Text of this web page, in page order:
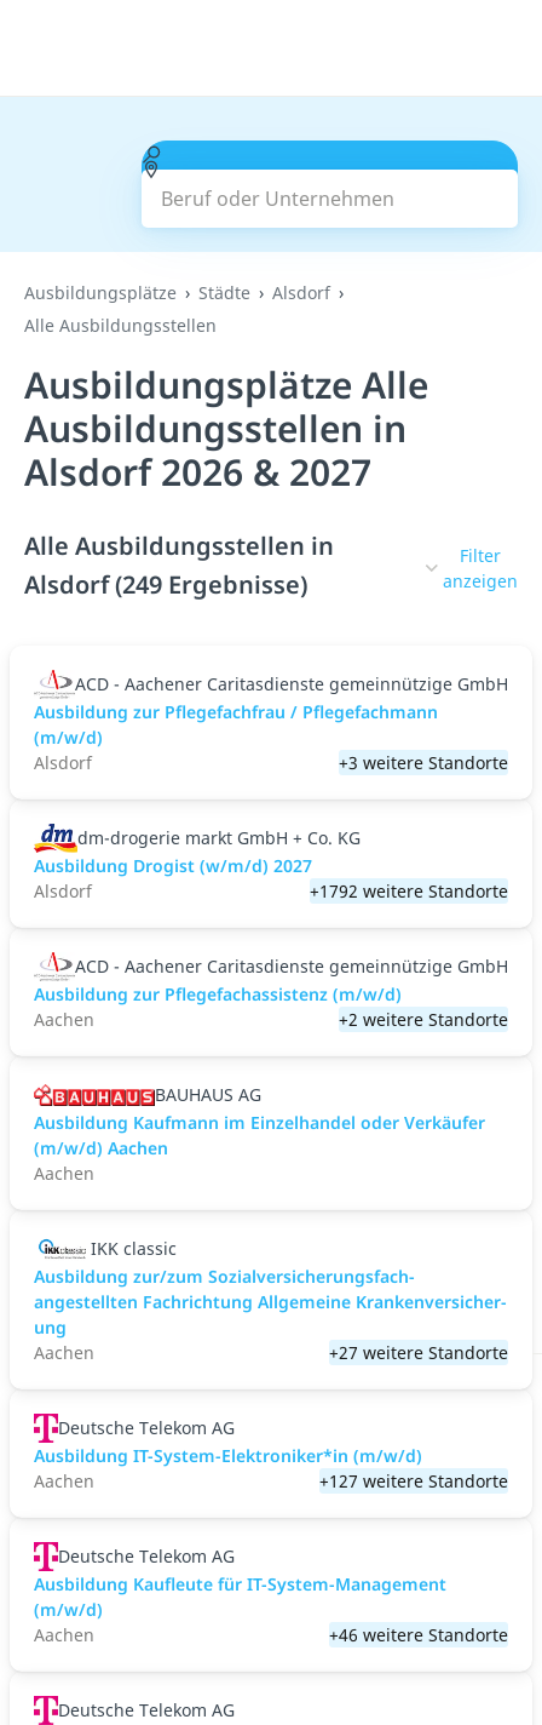
Beruf oder Unternehmen
Suchen
Ausbildungsplätze Städte
Alsdorf
Alle Ausbildungsstellen
Ausbildungsplätze Alle
Ausbildungsstellen in
Alsdorf 2026 & 2027
Alle Ausbildungsstellen in
Alsdorf (249 Ergebnisse)
Filter
anzeigen
ACD - Aachener Caritasdienste gemeinnützige GmbH
Ausbildung zur Pflegefachfrau / Pflegefachmann
(m/w/d)
Alsdorf
+3 weitere Standorte
dm-drogerie markt GmbH + Co. KG
Ausbildung Drogist (w/m/d) 2027
Alsdorf
+1792 weitere Standorte
ACD - Aachener Caritasdienste gemeinnützige GmbH
Ausbildung zur Pflegefachassistenz (m/w/d)
Aachen
+2 weitere Standorte
BAUHAUS AG
Ausbildung Kaufmann im Einzelhandel oder Verkäufer
(m/w/d) Aachen
Aachen
IKK classic
Aus­bild­ung zur/zum Sozial­versicher­ungs­fach­
angestellten­ Fach­richtung All­gemeine Kranken­versicher­
ung
Aachen
+27 weitere Standorte
Deutsche Telekom AG
Ausbildung IT-System-Elektroniker*in (m/w/d)
Aachen
+127 weitere Standorte
Deutsche Telekom AG
Ausbildung Kaufleute für IT-System-Management
(m/w/d)
Aachen
+46 weitere Standorte
Deutsche Telekom AG